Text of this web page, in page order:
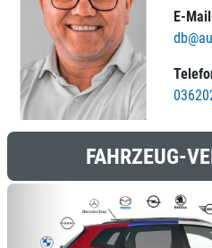
E-Mail
FAHRZEUG-